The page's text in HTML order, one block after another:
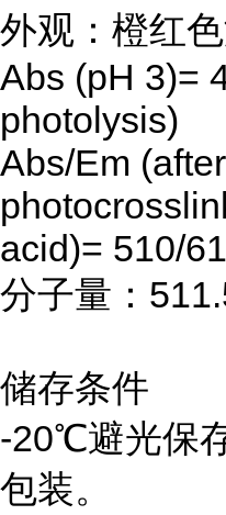
外观：橙红
Abs (pH 3)=
photolysis)
Abs/Em (after
acid)= 510/
分子量：
储存条件
-20℃避光保
包装。